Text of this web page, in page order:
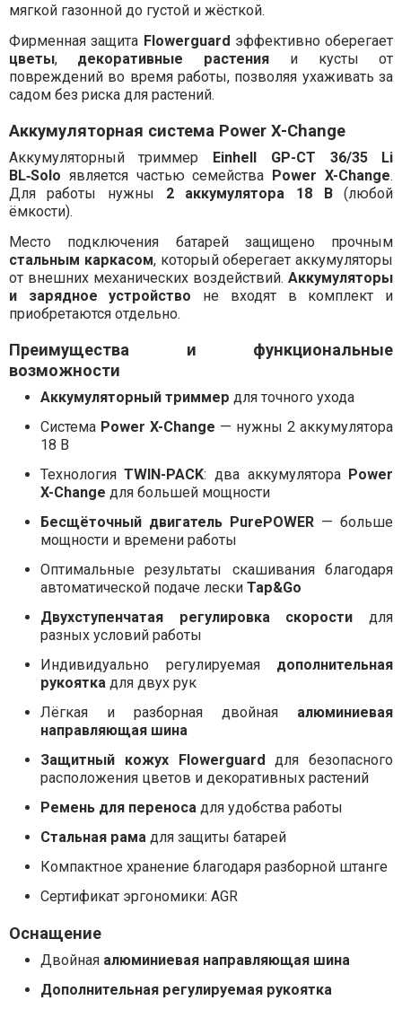
мягкой газонной до густой и жёсткой.
Фирменная защита Flowerguard эффективно оберегает
цветы, декоративные растения и кусты от
повреждений во время работы, позволяя ухаживать за
садом без риска для растений.
Аккумуляторная система Power X-Change
Аккумуляторный триммер Einhell GP-CT 36/35 Li
BL‑Solo является частью семейства Power X-Change.
Для работы нужны 2 аккумулятора 18 В(любой
ёмкости).
Место подключения батарей защищено прочным
стальным каркасом, который оберегает аккумуляторы
от внешних механических воздействий.Аккумуляторы
и зарядное устройство не входят в комплект и
приобретаются отдельно.
Преимущества и функциональные
возможности
Аккумуляторный триммер для точного ухода
Система Power X-Change — нужны 2 аккумулятора
18 В
ТехнологияTWIN-PACK: два аккумулятора Power
X-Change для большей мощности
Бесщёточный двигатель PurePOWER — больше
мощности и времени работы
Оптимальные результаты скашивания благодаря
автоматической подаче лески Tap&Go
Двухступенчатая регулировка скорости для
разных условий работы
Индивидуально регулируемая дополнительная
рукояткадля двух рук
Лёгкая и разборная двойная алюминиевая
направляющая шина
Защитный кожух Flowerguard
для безопасного
расположения цветов и декоративных растений
Ремень для переносадля удобства работы
Стальная рамадля защиты батарей
Компактное хранение благодаря разборной штанге
Сертификат эргономики: AGR
Оснащение
Двойная алюминиевая направляющая шина
Дополнительная регулируемая рукоятка